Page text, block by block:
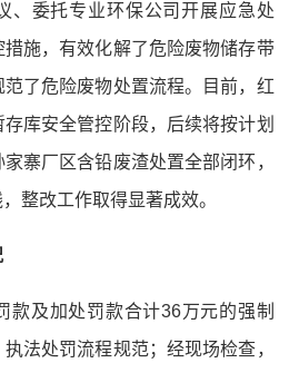
、委托专业环保公司开展应急处
施，有效化解了危险废物储存带
了危险废物处置流程。目前，红
库安全管控阶段，后续将按计划
寨厂区含铅废渣处置全部闭环，
整改工作取得显著成效。
款及加处罚款合计36万元的强制
法处罚流程规范；经现场检查，